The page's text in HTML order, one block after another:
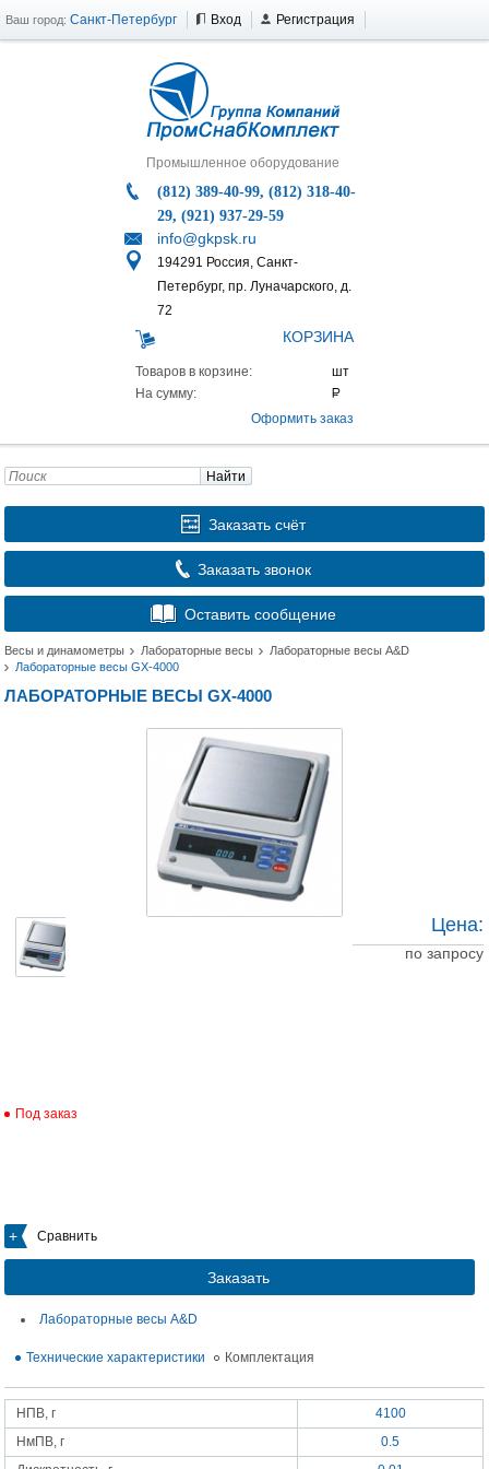
Ваш город: Санкт-Петербург Вход Регистрация
Промышленное оборудование
(812) 389-40-99, (812) 318-40-
29, (921) 937-29-59
info@gkpsk.ru
194291 Россия, Санкт-
Петербург, пр. Луначарского, д.
72
КОРЗИНА
Товаров в корзине:
На сумму:
Оформить заказ
Найти
Заказать счёт
Заказать звонок
Оставить сообщение
Весы и динамометры Лабораторные весы
Лабораторные весы A&D
Лабораторные весы GX-4000
ЛАБОРАТОРНЫЕ ВЕСЫ GX-4000
Под заказ
Сравнить
Заказать
Цена:
по запросу
Лабораторные весы A&D
Технические характеристики Комплектация
НПВ, г
4100
НмПВ, г
0.5